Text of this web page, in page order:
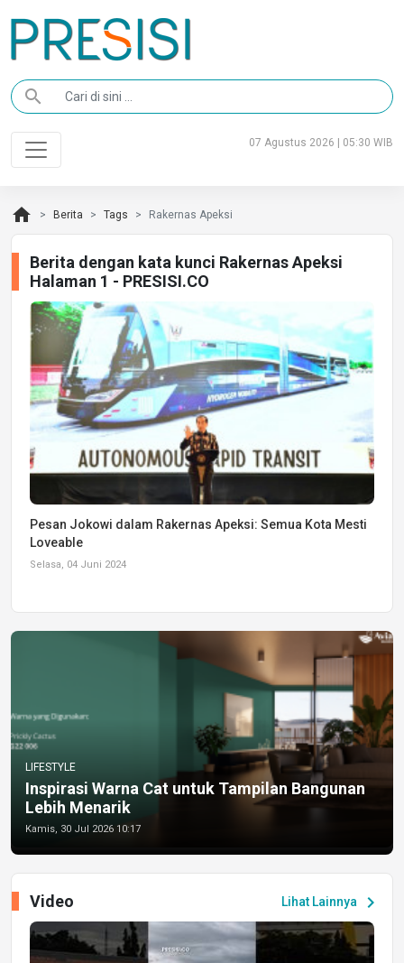
search
07 Agustus 2026 | 05:30 WIB
home Berita Tags Rakernas Apeksi
Berita dengan kata kunci Rakernas Apeksi
Halaman 1 - PRESISI.CO
Pesan Jokowi dalam Rakernas Apeksi: Semua Kota Mesti
Loveable
Selasa, 04 Juni 2024
LIFESTYLE
Inspirasi Warna Cat untuk Tampilan Bangunan
Lebih Menarik
Kamis, 30 Jul 2026 10:17
Lihat Lainnya chevron_right
Video